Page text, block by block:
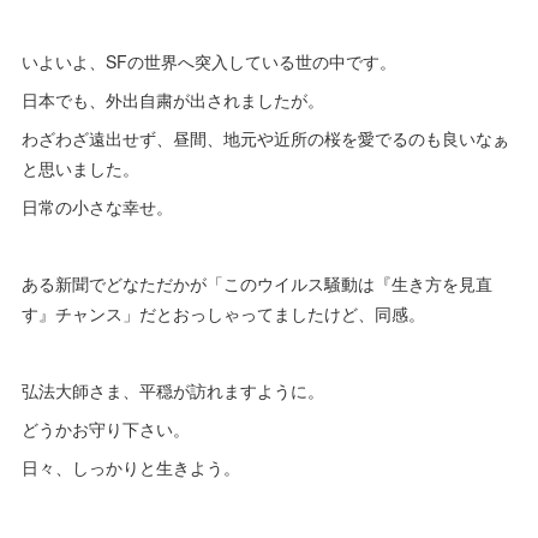
いよいよ、SFの世界へ突入している世の中です。
日本でも、外出自粛が出されましたが。
わざわざ遠出せず、昼間、地元や近所の桜を愛でるのも良いなぁ
と思いました。
日常の小さな幸せ。
ある新聞でどなただかが「このウイルス騒動は『生き方を見直
す』チャンス」だとおっしゃってましたけど、同感。
弘法大師さま、平穏が訪れますように。
どうかお守り下さい。
日々、しっかりと生きよう。